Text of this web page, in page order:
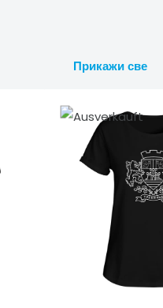
Прикажи све